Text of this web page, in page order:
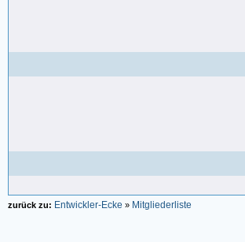
zurück zu: Entwickler-Ecke » Mitgliederliste